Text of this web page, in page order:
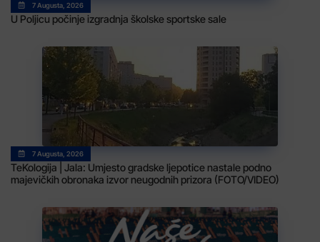
7 Augusta, 2026
U Poljicu počinje izgradnja školske sportske sale
7 Augusta, 2026
TeKologija | Jala: Umjesto gradske ljepotice nastale podno
majevičkih obronaka izvor neugodnih prizora (FOTO/VIDEO)